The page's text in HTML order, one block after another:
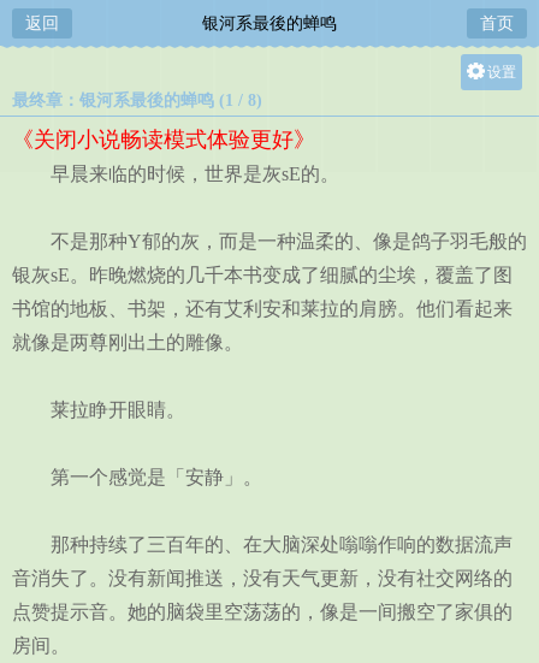
返回 银河系最後的蝉鸣 首页
设置
最终章：银河系最後的蝉鸣 (1 / 8)
《关闭小说畅读模式体验更好》
早晨来临的时候，世界是灰sE的。
不是那种Y郁的灰，而是一种温柔的、像是鸽子羽毛般的
银灰sE。昨晚燃烧的几千本书变成了细腻的尘埃，覆盖了图
书馆的地板、书架，还有艾利安和莱拉的肩膀。他们看起来
就像是两尊刚出土的雕像。
莱拉睁开眼睛。
第一个感觉是「安静」。
那种持续了三百年的、在大脑深处嗡嗡作响的数据流声
音消失了。没有新闻推送，没有天气更新，没有社交网络的
点赞提示音。她的脑袋里空荡荡的，像是一间搬空了家俱的
房间。